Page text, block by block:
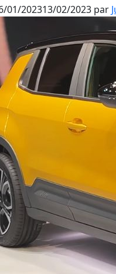
01/202313/02/2023 par